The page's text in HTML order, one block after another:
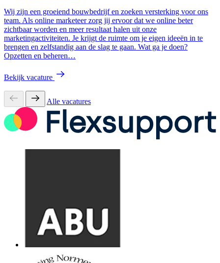
Wij zijn een groeiend bouwbedrijf en zoeken versterking voor ons
team. Als online marketeer zorg jij ervoor dat we online beter
zichtbaar worden en meer resultaat halen uit onze
marketingactiviteiten. Je krijgt de ruimte om je eigen ideeën in te
brengen en zelfstandig aan de slag te gaan. Wat ga je doen?
Opzetten en beheren…
Bekijk vacature
Alle vacatures